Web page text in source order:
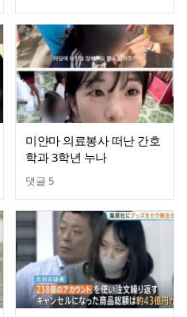
미얀마 의료봉사 떠난 간호
학과 3학년 누나
댓글 5